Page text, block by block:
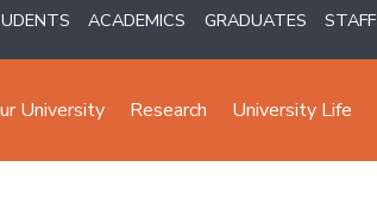
ACADEMICS GRADUATES STAFF
University Research University Life